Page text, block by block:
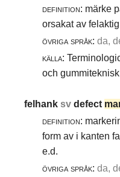
definition: märke
orsakat av
övriga språk: da,
källa:
och
felhanksvdefect
definition:
form av i kanten
e.d.
övriga språk: da,